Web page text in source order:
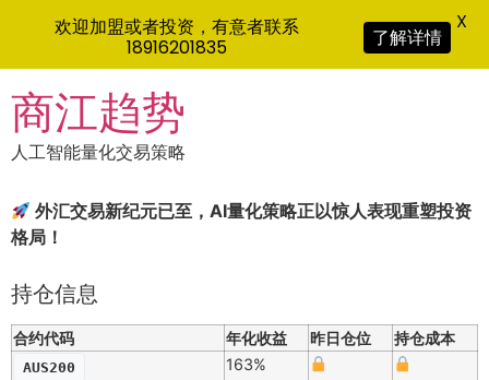
to
content
商江趋势
人工智能量化交易策略
外汇交易新纪元已至，AI量化策略正以惊人表现重塑投资
格局！
持仓信息
合约代码 年化收益 昨日仓位 持仓成本
AUS200
163%
欢迎加盟或者投资，有意者联系
18916201835
了解详情
X